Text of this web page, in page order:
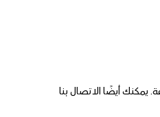
يمكنك أيضًا الاتصال بنا